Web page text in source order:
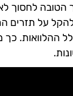
הטובה לחסוך
להקל על תזרים
ההלוואות.